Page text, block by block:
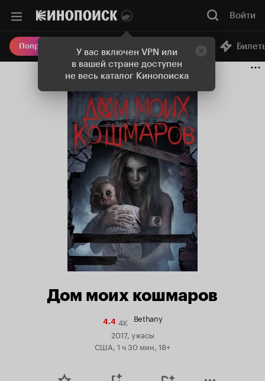
У вас включен VPN или
в вашей стране доступен
не весь каталог Кинопоиска
Войти
Попробовать Плюс Онлайн-кинотеатр
Дом моих кошмаров
4.4Рейтинг
Кинопоиска
4K Bethany
2017, ужасы
США, 1 ч 30 мин, 18+